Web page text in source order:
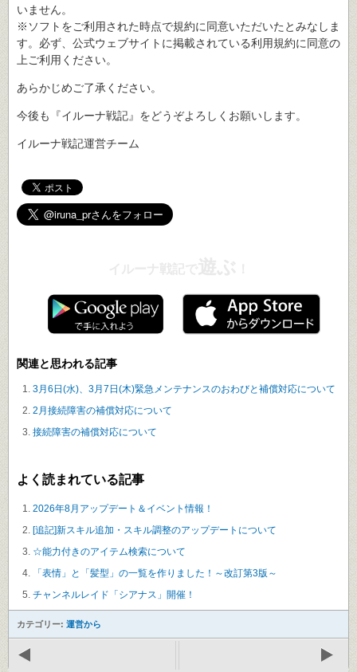
いません。
※ソフトをご利用された時点で規約に同意いただいたとみなしま
す。必ず、公式ウェブサイトに掲載されている利用規約に同意の
上ご利用ください。
あらかじめご了承ください。
今後も『イルーナ戦記』をどうぞよろしくお願いします。
イルーナ戦記運営チーム
関連と思われる記事
3月6日(水)、3月7日(木)緊急メンテナンスのおわびと補償対応について
2月接続障害の補償対応について
接続障害の補償対応について
よく読まれている記事
2026年8月アップデート＆イベント情報！
[追記]新スキル追加・スキル調整のアップデートについて
☆能力付きのアイテム検索について
「表情」と「髪型」の一覧を作りました！～改訂第3版～
チャンネルレイド「シアナス」開催！
カテゴリー: 運営から